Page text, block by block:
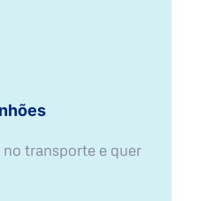
transporte e quer